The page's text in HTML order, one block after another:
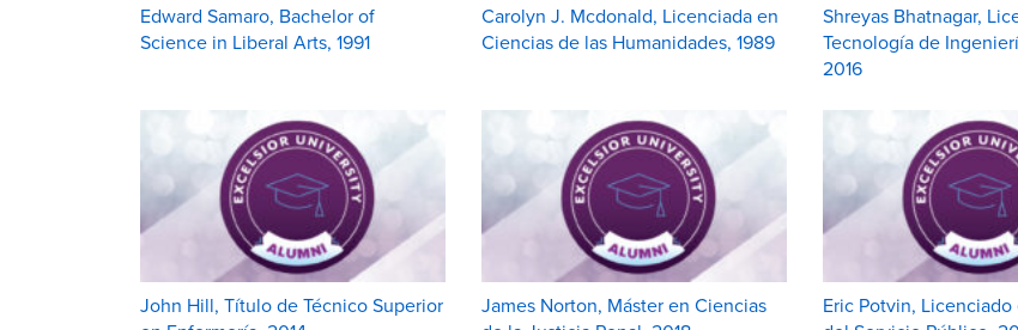
Edward Samaro, Bachelor of
Science in Liberal Arts, 1991
Carolyn J. Mcdonald, Licenciada en
Ciencias de las Humanidades, 1989
Shreyas Bhatnagar,
Tecnología de
2016
John Hill, Título de Técnico Superior
James Norton, Máster en Ciencias
Eric Potvin,